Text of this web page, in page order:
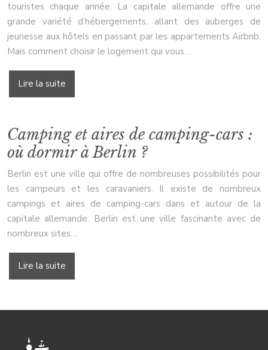
touristes chaque année. La capitale allemande offre une
grande variété d’hébergements, allant des auberges de
jeunesse aux hôtels en passant par les appartements Airbnb.
Mais comment choisir le logement qui vous…
Lire la suite
Camping et aires de camping-cars :
où dormir à Berlin ?
Berlin est une ville qui offre de nombreuses possibilités pour
les campeurs et les caravaniers. Il existe de nombreux
campings et aires de camping-cars dans et autour de la
capitale allemande. Berlin est une ville fascinante avec de
nombreux sites…
Lire la suite